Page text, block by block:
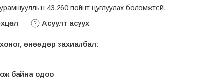
урамшууллын 43,260 пойнт цуглуулах боломжтой.
Асуулт асуух
өнөөдөр захиалбал:
байна одоо